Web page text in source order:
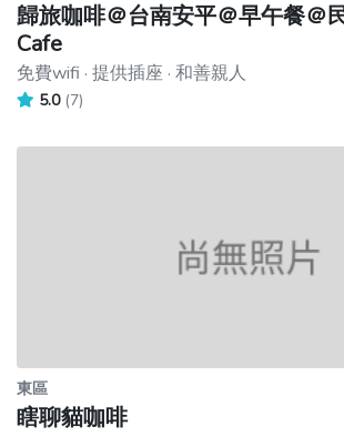
歸旅咖啡＠台南安平＠早午餐＠
Cafe
免費wifi · 提供插座 · 和善親人
5.0 (7)
東區
瞎聊貓咖啡